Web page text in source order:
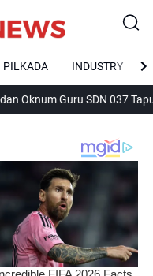
PILKADA INDUSTRY
SDN 037 Tapung